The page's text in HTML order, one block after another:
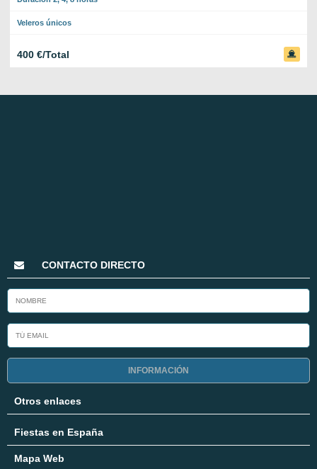
Veleros únicos
400 €/Total
CONTACTO DIRECTO
INFORMACIÓN
Otros enlaces
Fiestas en España
Mapa Web